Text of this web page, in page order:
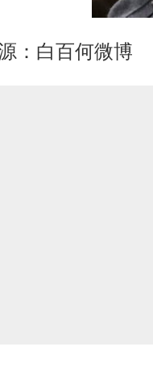
：白百何微博